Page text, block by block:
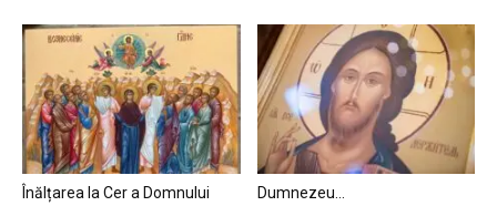
Înălțarea la Cer a Domnului
Dumnezeu…